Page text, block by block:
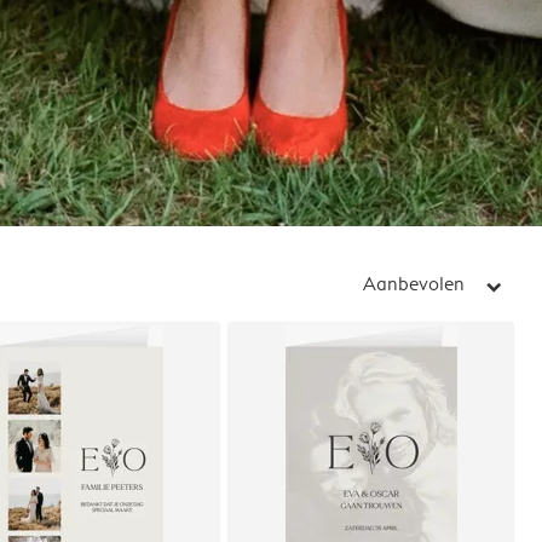
Aanbevolen arrow_right